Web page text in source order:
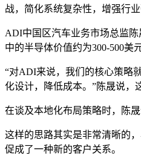
战，简化系统复杂性，增强行
ADI中国区汽车业务市场总监
中的半导体价值约为300-500美
“对ADI来说，我们的核心策略
化设计，降低成本。”陈晟说，
在谈及本地化布局策略时，陈
这样的思路其实是非常清晰的
促成了一种新的客户关系。